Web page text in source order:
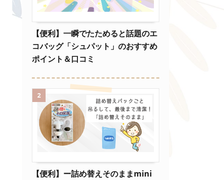
【便利】一瞬でたためると話題のエ
コバッグ「シュパット」のおすすめ
ポイント＆口コミ
2
【便利】ー詰め替えそのままmini